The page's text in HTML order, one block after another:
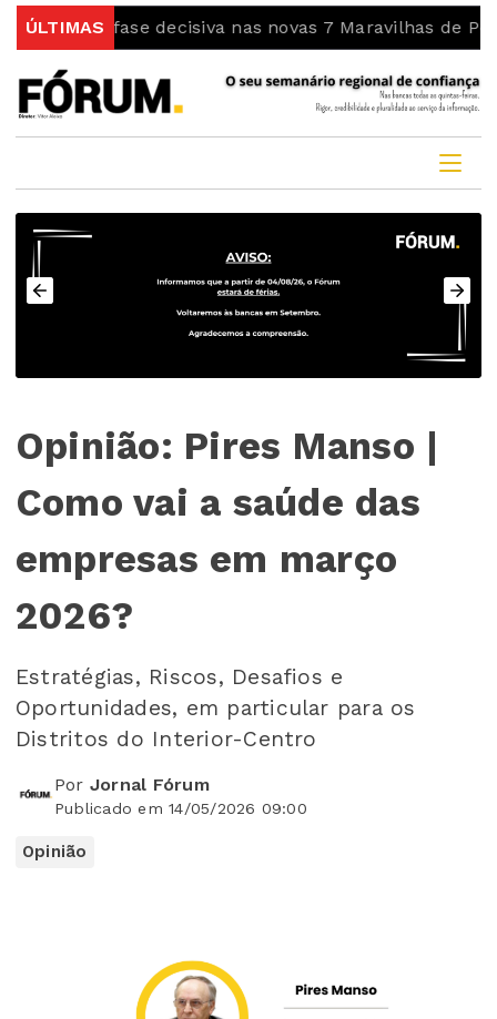
ÚLTIMAS
fase decisiva nas novas 7 Maravilhas de Portugal
Opinião: Pires Manso |
Como vai a saúde das
empresas em março
2026?
Estratégias, Riscos, Desafios e
Oportunidades, em particular para os
Distritos do Interior-Centro
Por Jornal Fórum
Publicado em 14/05/2026 09:00
Opinião